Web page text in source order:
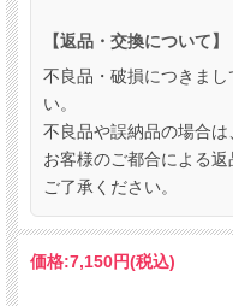
【返品・交換について】
不良品・破損につきまし
い。
不良品や誤納品の場合は
お客様のご都合による返
ご了承ください。
価格:7,150円(税込)